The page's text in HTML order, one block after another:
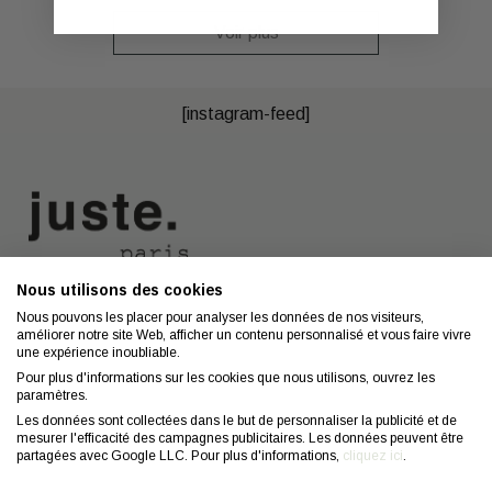
Nous utilisons des cookies
Nous pouvons les placer pour analyser les données de nos visiteurs,
améliorer notre site Web, afficher un contenu personnalisé et vous faire vivre
une expérience inoubliable.
Pour plus d'informations sur les cookies que nous utilisons, ouvrez les
paramètres.
Les données sont collectées dans le but de personnaliser la publicité et de
mesurer l'efficacité des campagnes publicitaires. Les données peuvent être
partagées avec Google LLC. Pour plus d'informations, cliquez ici.
Voir plus
[instagram-feed]
Contact
Coiffeurs
Conseils
FAQ
Mentions légales
Confidentialité
CGV
Droit de retractation